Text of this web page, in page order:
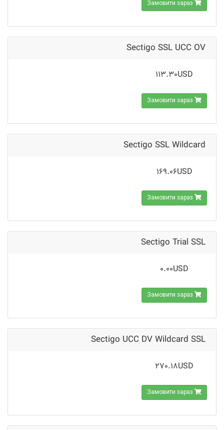
Замовити зараз
Sectigo SSL UCC OV
113.30USD
Замовити зараз
Sectigo SSL Wildcard
169.06USD
Замовити зараз
Sectigo Trial SSL
0.00USD
Замовити зараз
Sectigo UCC DV Wildcard SSL
270.18USD
Замовити зараз